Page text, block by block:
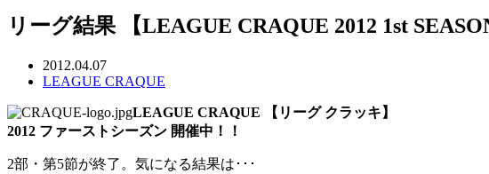
リーグ結果 【LEAGUE CRAQUE 2012 1st
2012.04.07
LEAGUE CRAQUE
LEAGUE CRAQUE 【リーグ クラッキ】
2012 ファーストシーズン 開催中！！
2部・第5節が終了。気になる結果は･･･